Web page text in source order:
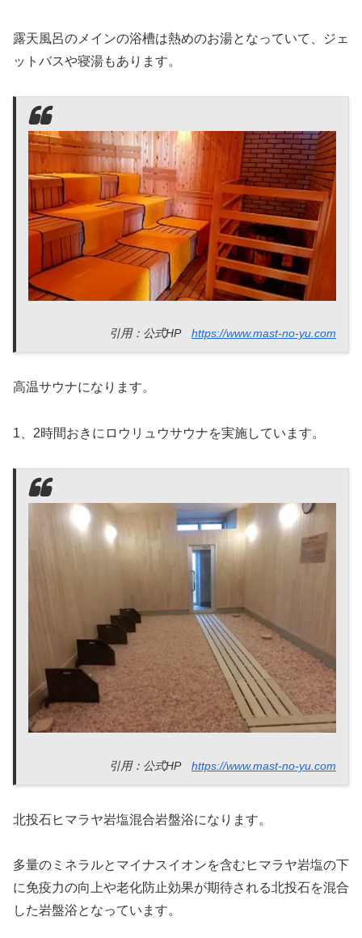
露天風呂のメインの浴槽は熱めのお湯となっていて、ジェ
ットバスや寝湯もあります。
引用：公式HP https://www.mast-no-yu.com
高温サウナになります。
1、2時間おきにロウリュウサウナを実施しています。
引用：公式HP https://www.mast-no-yu.com
北投石ヒマラヤ岩塩混合岩盤浴になります。
多量のミネラルとマイナスイオンを含むヒマラヤ岩塩の下
に免疫力の向上や老化防止効果が期待される北投石を混合
した岩盤浴となっています。